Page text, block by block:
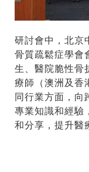
研討會中，北京
骨質疏鬆症學會
生、醫院脆性骨
療師（澳洲及香
同行業方面，向
專業知識和經驗
和分享，提升醫